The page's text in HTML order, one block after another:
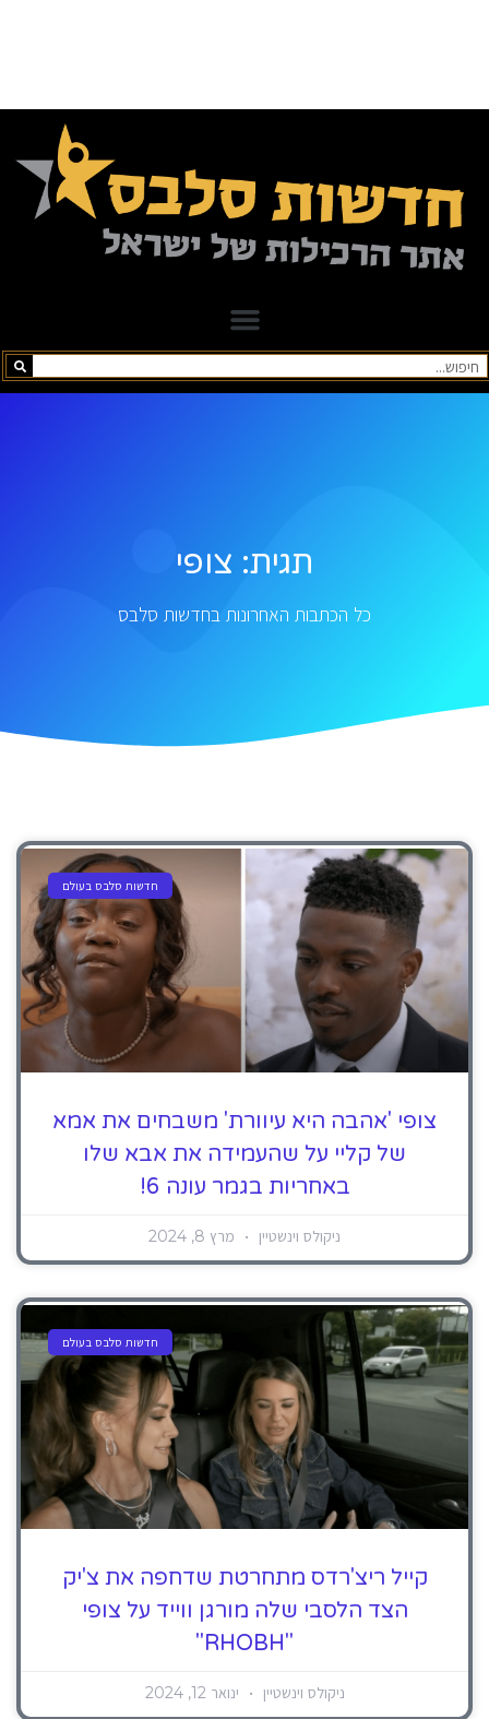
תגית: צופי
כל הכתבות האחרונות בחדשות סלבס
חדשות סלבס בעולם
צופי 'אהבה היא עיוורת' משבחים את אמא
של קליי על שהעמידה את אבא שלו
באחריות בגמר עונה 6!
ניקולס וינשטיין מרץ 8, 2024
חדשות סלבס בעולם
קייל ריצ'רדס מתחרטת שדחפה את צ'יק
הצד הלסבי שלה מורגן ווייד על צופי
"RHOBH"
ניקולס וינשטיין ינואר 12, 2024